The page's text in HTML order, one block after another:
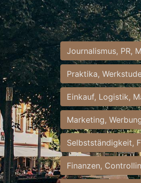
Journalismus, PR,
Praktika,
Einkauf, Logistik,
Marketing,
Selbstständigkeit,
Finanzen,